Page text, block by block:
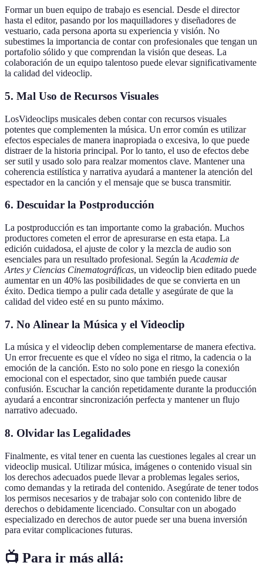
Formar un buen equipo de trabajo es esencial. Desde el director
hasta el editor, pasando por los maquilladores y diseñadores de
vestuario, cada persona aporta su experiencia y visión. No
subestimes la importancia de contar con profesionales que tengan un
portafolio sólido y que comprendan la visión que deseas. La
colaboración de un equipo talentoso puede elevar significativamente
la calidad del videoclip.
5. Mal Uso de Recursos Visuales
LosVideoclips musicales deben contar con recursos visuales
potentes que complementen la música. Un error común es utilizar
efectos especiales de manera inapropiada o excesiva, lo que puede
distraer de la historia principal. Por lo tanto, el uso de efectos debe
ser sutil y usado solo para realzar momentos clave. Mantener una
coherencia estilística y narrativa ayudará a mantener la atención del
espectador en la canción y el mensaje que se busca transmitir.
6. Descuidar la Postproducción
La postproducción es tan importante como la grabación. Muchos
productores cometen el error de apresurarse en esta etapa. La
edición cuidadosa, el ajuste de color y la mezcla de audio son
esenciales para un resultado profesional. Según la Academia de
Artes y Ciencias Cinematográficas, un videoclip bien editado puede
aumentar en un 40% las posibilidades de que se convierta en un
éxito. Dedica tiempo a pulir cada detalle y asegúrate de que la
calidad del video esté en su punto máximo.
7. No Alinear la Música y el Videoclip
La música y el videoclip deben complementarse de manera efectiva.
Un error frecuente es que el vídeo no siga el ritmo, la cadencia o la
emoción de la canción. Esto no solo pone en riesgo la conexión
emocional con el espectador, sino que también puede causar
confusión. Escuchar la canción repetidamente durante la producción
ayudará a encontrar sincronización perfecta y mantener un flujo
narrativo adecuado.
8. Olvidar las Legalidades
Finalmente, es vital tener en cuenta las cuestiones legales al crear un
videoclip musical. Utilizar música, imágenes o contenido visual sin
los derechos adecuados puede llevar a problemas legales serios,
como demandas y la retirada del contenido. Asegúrate de tener todos
los permisos necesarios y de trabajar solo con contenido libre de
derechos o debidamente licenciado. Consultar con un abogado
especializado en derechos de autor puede ser una buena inversión
para evitar complicaciones futuras.
📺 Para ir más allá: